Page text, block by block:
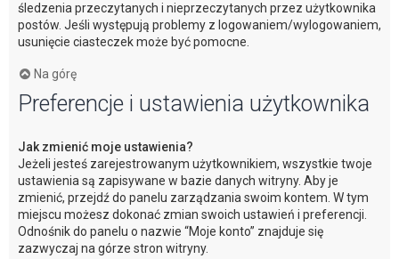
śledzenia przeczytanych i nieprzeczytanych przez użytkownika
postów. Jeśli występują problemy z logowaniem/wylogowaniem,
usunięcie ciasteczek może być pomocne.
Na górę
Preferencje i ustawienia użytkownika
Jak zmienić moje ustawienia?
Jeżeli jesteś zarejestrowanym użytkownikiem, wszystkie twoje
ustawienia są zapisywane w bazie danych witryny. Aby je
zmienić, przejdź do panelu zarządzania swoim kontem. W tym
miejscu możesz dokonać zmian swoich ustawień i preferencji.
Odnośnik do panelu o nazwie “Moje konto” znajduje się
zazwyczaj na górze stron witryny.